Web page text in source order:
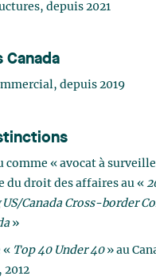
depuis 2021
Canada
depuis 2019
comme « avocat à
du droit des affaires au «
Canada Cross-border
»
« Top 40 Under 40» au
2012